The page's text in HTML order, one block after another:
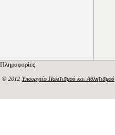
Πληροφορίες
© 2012 Υπουργείο Πολιτισμού και Αθλητισμού